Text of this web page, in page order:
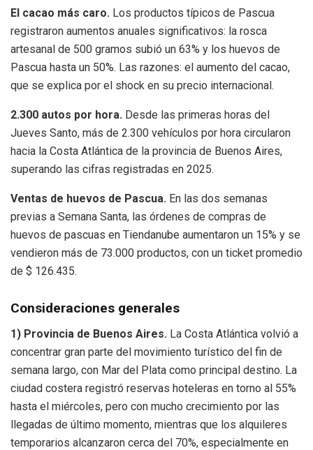
El cacao más caro. Los productos típicos de Pascua
registraron aumentos anuales significativos: la rosca
artesanal de 500 gramos subió un 63% y los huevos de
Pascua hasta un 50%. Las razones: el aumento del cacao,
que se explica por el shock en su precio internacional.
2.300 autos por hora. Desde las primeras horas del
Jueves Santo, más de 2.300 vehículos por hora circularon
hacia la Costa Atlántica de la provincia de Buenos Aires,
superando las cifras registradas en 2025.
Ventas de huevos de Pascua. En las dos semanas
previas a Semana Santa, las órdenes de compras de
huevos de pascuas en Tiendanube aumentaron un 15% y se
vendieron más de 73.000 productos, con un ticket promedio
de $ 126.435.
Consideraciones generales
1) Provincia de Buenos Aires. La Costa Atlántica volvió a
concentrar gran parte del movimiento turístico del fin de
semana largo, con Mar del Plata como principal destino. La
ciudad costera registró reservas hoteleras en torno al 55%
hasta el miércoles, pero con mucho crecimiento por las
llegadas de último momento, mientras que los alquileres
temporarios alcanzaron cerca del 70%, especialmente en